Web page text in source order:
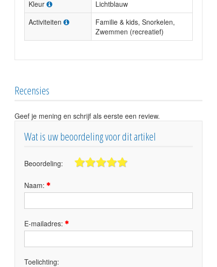
Kleur
Lichtblauw
Activiteiten
Familie & kids, Snorkelen,
Zwemmen (recreatief)
Recensies
Geef je mening en schrijf als eerste een review.
Wat is uw beoordeling voor dit artikel
Beoordeling:
Naam:
E-mailadres:
Toelichting: